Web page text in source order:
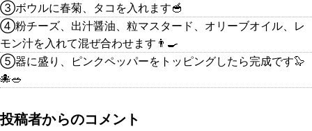
③ボウルに春菊、タコを入れます🥣
④粉チーズ、出汁醤油、粒マスタード、オリーブオイル、レ
モン汁を入れて混ぜ合わせます👨‍🍳
⑤器に盛り、ピンクペッパーをトッピングしたら完成です🦭
🐙🥗
投稿者からのコメント